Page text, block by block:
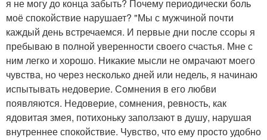
я не могу до конца забыть? Почему периодически боль
моё спокойствие нарушает? "Мы с мужчиной почти
каждый день встречаемся. И первые дни после ссоры я
пребываю в полной уверенности своего счастья. Мне с
ним легко и хорошо. Никакие мысли не омрачают моего
чувства, но через несколько дней или недель, я начинаю
испытывать недоверие. Сомнения в его любви
появляются. Недоверие, сомнения, ревность, как
ядовитая змея, потихоньку заползают в душу, нарушая
внутреннее спокойствие. Чувство, что ему просто удобно